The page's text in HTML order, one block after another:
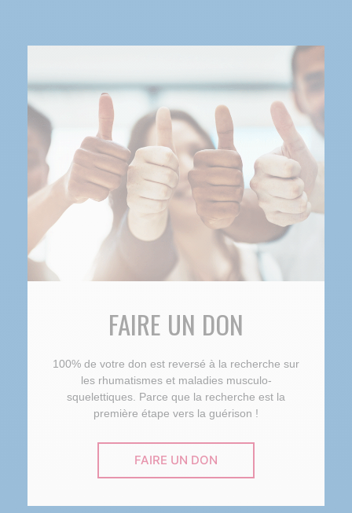
FAIRE UN DON
100% de votre don est reversé à la recherche sur
les rhumatismes et maladies musculo-
squelettiques. Parce que la recherche est la
première étape vers la guérison !
FAIRE UN DON